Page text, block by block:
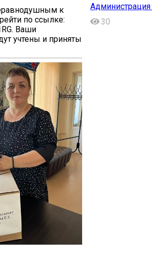
к
по ссылке:
Ваши
учтены и приняты
Администрация
30